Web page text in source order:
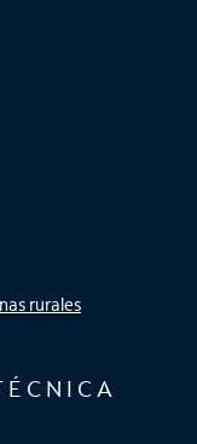
rurales